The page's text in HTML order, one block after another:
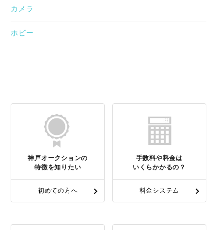
カメラ
ホビー
神戸オークションの
特徴を知りたい
初めての方へ
手数料や料金は
いくらかかるの？
料金システム